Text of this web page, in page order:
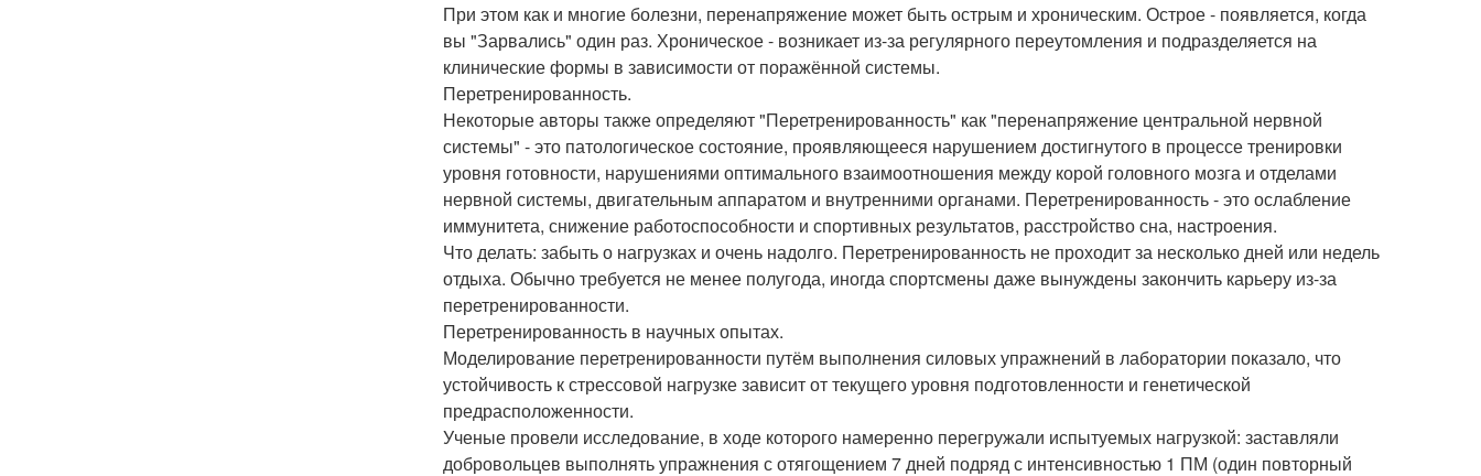
При этом как и многие болезни, перенапряжение может быть острым и хроническим. Острое - появляется, когда
вы "Зарвались" один раз. Хроническое - возникает из-за регулярного переутомления и подразделяется на
клинические формы в зависимости от поражённой системы.
Перетренированность.
Некоторые авторы также определяют "Перетренированность" как "перенапряжение центральной нервной
системы" - это патологическое состояние, проявляющееся нарушением достигнутого в процессе тренировки
уровня готовности, нарушениями оптимального взаимоотношения между корой головного мозга и отделами
нервной системы, двигательным аппаратом и внутренними органами. Перетренированность - это ослабление
иммунитета, снижение работоспособности и спортивных результатов, расстройство сна, настроения.
Что делать: забыть о нагрузках и очень надолго. Перетренированность не проходит за несколько дней или недель
отдыха. Обычно требуется не менее полугода, иногда спортсмены даже вынуждены закончить карьеру из-за
перетренированности.
Перетренированность в научных опытах.
Моделирование перетренированности путём выполнения силовых упражнений в лаборатории показало, что
устойчивость к стрессовой нагрузке зависит от текущего уровня подготовленности и генетической
предрасположенности.
Ученые провели исследование, в ходе которого намеренно перегружали испытуемых нагрузкой: заставляли
добровольцев выполнять упражнения с отягощением 7 дней подряд с интенсивностью 1 ПМ (один повторный